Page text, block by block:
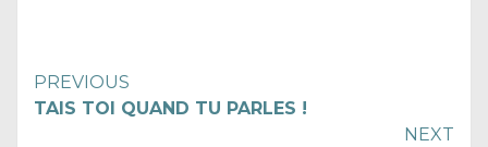
Continue
PREVIOUS
TAIS TOI QUAND TU PARLES !
NEXT